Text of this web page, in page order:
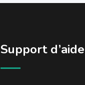
Support d’aide